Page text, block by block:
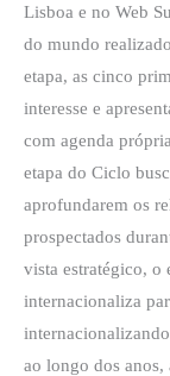
Lisboa e no Web
do mundo
etapa, as cinco
interesse e
com agenda
etapa do Ciclo
aprofundarem os
prospectados
vista estratégico, o
internacionaliza
ao longo dos anos,